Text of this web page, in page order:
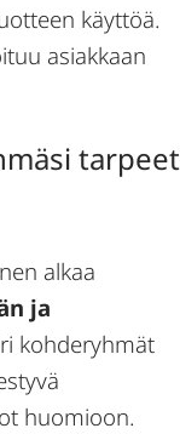
käyttöä.
asiakkaan
tarpeet
alkaa
ja
kohderyhmät
huomioon.